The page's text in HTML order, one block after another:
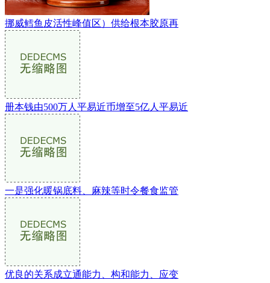
挪威鳕鱼皮活性峰值区）供给根本胶原再
册本钱由500万人平易近币增至5亿人平易近
一是强化暖锅底料、麻辣等时令餐食监管
优良的关系成立通能力、构和能力、应变